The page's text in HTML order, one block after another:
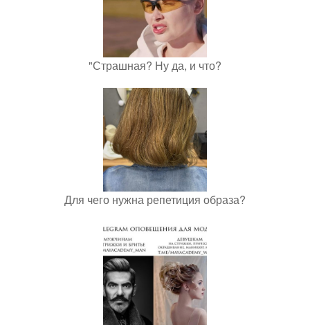
"Страшная? Ну да, и что?
Для чего нужна репетиция образа?